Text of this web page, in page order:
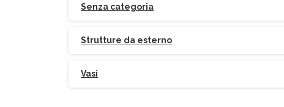
Senza categoria
Strutture da esterno
Vasi